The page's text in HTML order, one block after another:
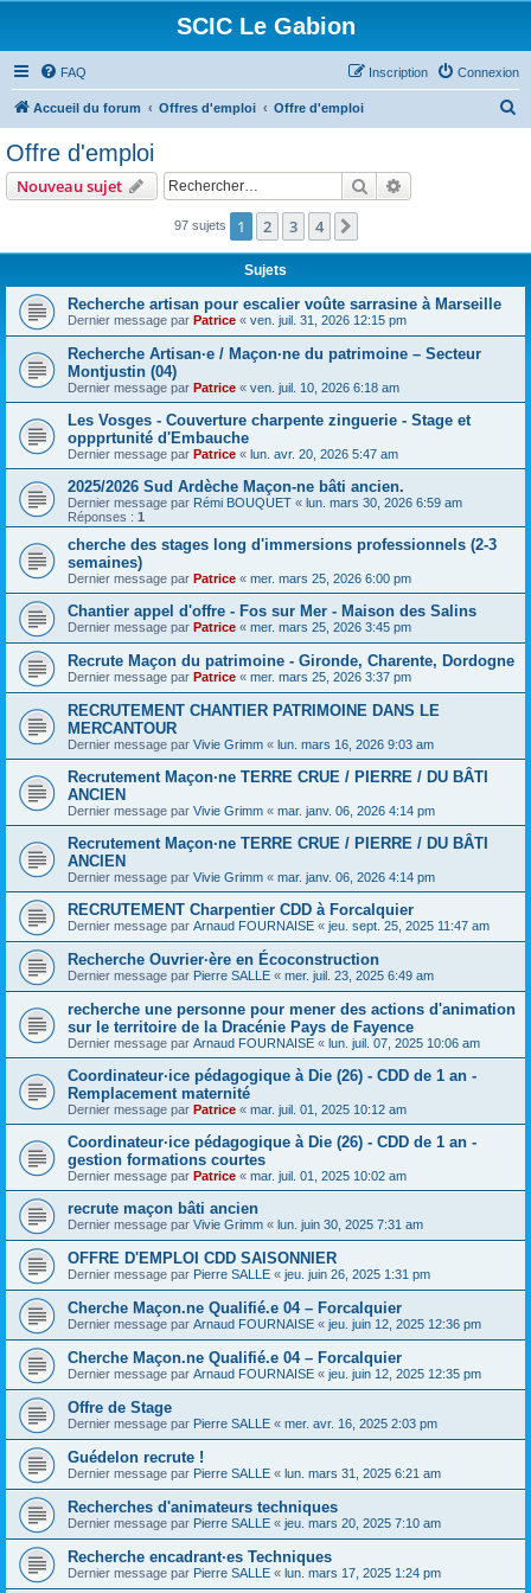
SCIC Le Gabion
FAQ Connexion
Inscription
Accueil du forum Offres d'emploi Offre d'emploi
e
Offre d'emploi
Nouveau sujet Rechercher
97 sujets 1 2 3 4
Sujets
Recherche artisan pour escalier voûte sarrasine à Marseille
Dernier message par Patrice « ven. juil. 31, 2026 12:15 pm
Recherche Artisan·e / Maçon·ne du patrimoine – Secteur
Montjustin (04)
Dernier message par Patrice « ven. juil. 10, 2026 6:18 am
Les Vosges - Couverture charpente zinguerie - Stage et
oppprtunité d'Embauche
Dernier message par Patrice « lun. avr. 20, 2026 5:47 am
2025/2026 Sud Ardèche Maçon-ne bâti ancien.
Dernier message par Rémi BOUQUET « lun. mars 30, 2026 6:59 am
Réponses : 1
cherche des stages long d'immersions professionnels (2-3
semaines)
Dernier message par Patrice « mer. mars 25, 2026 6:00 pm
Chantier appel d'offre - Fos sur Mer - Maison des Salins
Dernier message par Patrice « mer. mars 25, 2026 3:45 pm
Recrute Maçon du patrimoine - Gironde, Charente, Dordogne
Dernier message par Patrice « mer. mars 25, 2026 3:37 pm
RECRUTEMENT CHANTIER PATRIMOINE DANS LE
MERCANTOUR
Dernier message par Vivie Grimm « lun. mars 16, 2026 9:03 am
Recrutement Maçon·ne TERRE CRUE / PIERRE / DU BÂTI
ANCIEN
Dernier message par Vivie Grimm « mar. janv. 06, 2026 4:14 pm
Recrutement Maçon·ne TERRE CRUE / PIERRE / DU BÂTI
ANCIEN
Dernier message par Vivie Grimm « mar. janv. 06, 2026 4:14 pm
RECRUTEMENT Charpentier CDD à Forcalquier
Dernier message par Arnaud FOURNAISE « jeu. sept. 25, 2025 11:47 am
Recherche Ouvrier·ère en Écoconstruction
Dernier message par Pierre SALLE « mer. juil. 23, 2025 6:49 am
recherche une personne pour mener des actions d'animation
sur le territoire de la Dracénie Pays de Fayence
Dernier message par Arnaud FOURNAISE « lun. juil. 07, 2025 10:06 am
Coordinateur·ice pédagogique à Die (26) - CDD de 1 an -
Remplacement maternité
Dernier message par Patrice « mar. juil. 01, 2025 10:12 am
Coordinateur·ice pédagogique à Die (26) - CDD de 1 an -
gestion formations courtes
Dernier message par Patrice « mar. juil. 01, 2025 10:02 am
recrute maçon bâti ancien
Dernier message par Vivie Grimm « lun. juin 30, 2025 7:31 am
OFFRE D'EMPLOI CDD SAISONNIER
Dernier message par Pierre SALLE « jeu. juin 26, 2025 1:31 pm
Cherche Maçon.ne Qualifié.e 04 – Forcalquier
Dernier message par Arnaud FOURNAISE « jeu. juin 12, 2025 12:36 pm
Cherche Maçon.ne Qualifié.e 04 – Forcalquier
Dernier message par Arnaud FOURNAISE « jeu. juin 12, 2025 12:35 pm
Offre de Stage
Dernier message par Pierre SALLE « mer. avr. 16, 2025 2:03 pm
Guédelon recrute !
Dernier message par Pierre SALLE « lun. mars 31, 2025 6:21 am
Recherches d'animateurs techniques
Dernier message par Pierre SALLE « jeu. mars 20, 2025 7:10 am
Recherche encadrant·es Techniques
Dernier message par Pierre SALLE « lun. mars 17, 2025 1:24 pm